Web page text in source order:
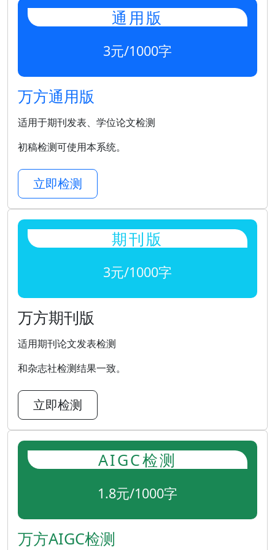
通用版
3元/1000字
万方通用版
适用于期刊发表、学位论文检测
初稿检测可使用本系统。
立即检测
期刊版
3元/1000字
万方期刊版
适用期刊论文发表检测
和杂志社检测结果一致。
立即检测
AIGC检测
1.8元/1000字
万方AIGC检测